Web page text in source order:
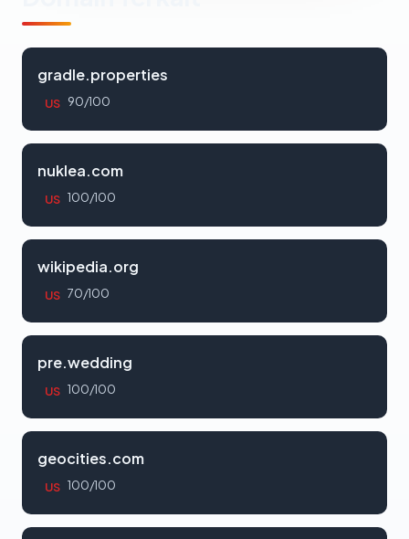
gradle.properties
US 90/100
nuklea.com
US 100/100
wikipedia.org
US 70/100
pre.wedding
US 100/100
geocities.com
US 100/100